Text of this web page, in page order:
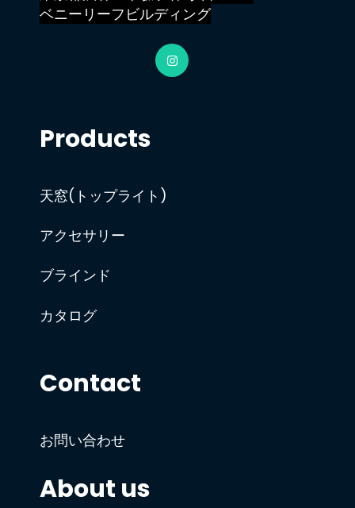
ベニーリーフビルディング
Products
天窓(トップライト)
アクセサリー
ブラインド
カタログ
Contact
お問い合わせ
About us